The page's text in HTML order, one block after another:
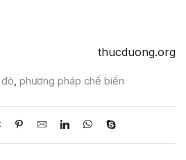
thucduong.org
, phương pháp chế biến